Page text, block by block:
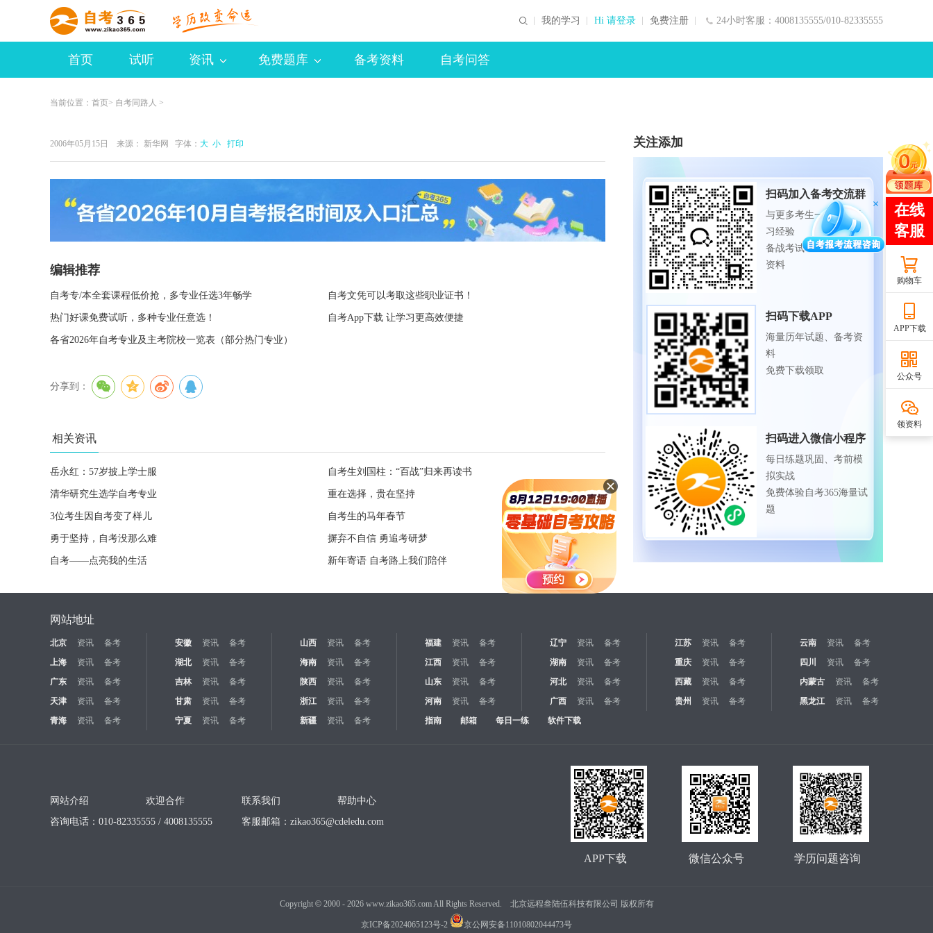
24小时客服：4008135555/010-82335555
我的学习 Hi 请登录 免费注册
首页 试听 资讯 免费题库 备考资料 自考问答
当前位置： 首页> 自考同路人 >
2006年05月15日 来源： 新华网 字体： 大 小 打印
编辑推荐
自考专/本全套课程低价抢，多专业任选3年畅学 自考文凭可以考取这些职业证书！
热门好课免费试听，多种专业任意选！ 自考App下载 让学习更高效便捷
各省2026年自考专业及主考院校一览表（部分热门专业）
分享到：
相关资讯
岳永红：57岁披上学士服 自考生刘国柱：“百战”归来再读书
清华研究生选学自考专业 重在选择，贵在坚持
3位考生因自考变了样儿 自考生的马年春节
勇于坚持，自考没那么难 摒弃不自信 勇追考研梦
自考——点亮我的生活 新年寄语 自考路上我们陪伴
关注添加
扫码加入备考交流群
与更多考生一起交流学
习经验
备战考试，获取试题及
资料
扫码下载APP
海量历年试题、备考资
料
免费下载领取
扫码进入微信小程序
每日练题巩固、考前模
拟实战
免费体验自考365海量试
题
购物车
APP下载
公众号
领资料
网站地址
北京 资讯 备考 安徽 资讯 备考 山西 资讯 备考 福建 资讯 备考 辽宁 资讯 备考 江苏 资讯 备考 云南 资讯
备考
上海
资讯 备考 湖北 资讯 备考 海南 资讯 备考 江西 资讯 备考 湖南 资讯 备考 重庆 资讯 备考 四川 资讯
备考
广东
资讯 备考 吉林 资讯 备考 陕西 资讯 备考 山东 资讯 备考 河北 资讯 备考 西藏 资讯 备考 内蒙古 资讯
备考
天津
资讯 备考 甘肃 资讯 备考 浙江 资讯 备考 河南 资讯 备考 广西 资讯 备考 贵州 资讯 备考 黑龙江 资讯
备考
青海
资讯 备考 宁夏 资讯 备考 新疆 资讯 备考 指南 邮箱 每日一练 软件下载
网站介绍 欢迎合作 联系我们
帮助中心
咨询电话：010-82335555 / 4008135555
客服邮箱： zikao365@cdeledu.com
学历问题咨询
微信公众号
APP下载
Copyright ©2000 - 2026www.zikao365.com All Rights Reserved. 北京远程叁陆伍科技有限公司 版权所有
京ICP备2024065123号-2 京公网安备11010802044473号